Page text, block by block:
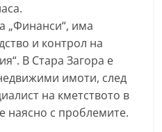
„Финанси“, има
и контрол на
В Стара Загора е
имоти, след
на кметството в
наясно с проблемите.